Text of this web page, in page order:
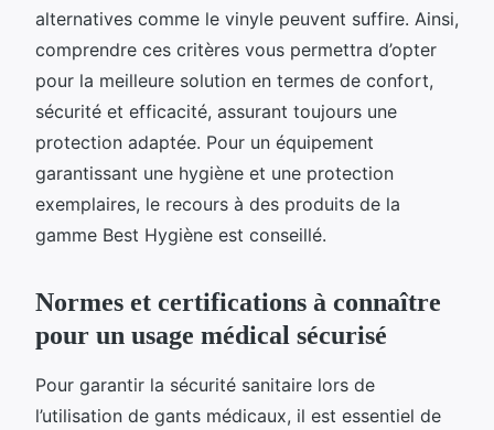
alternatives comme le vinyle peuvent suffire. Ainsi,
comprendre ces critères vous permettra d’opter
pour la meilleure solution en termes de confort,
sécurité et efficacité, assurant toujours une
protection adaptée. Pour un équipement
garantissant une hygiène et une protection
exemplaires, le recours à des produits de la
gamme Best Hygiène est conseillé.
Normes et certifications à connaître
pour un usage médical sécurisé
Pour garantir la sécurité sanitaire lors de
l’utilisation de gants médicaux, il est essentiel de